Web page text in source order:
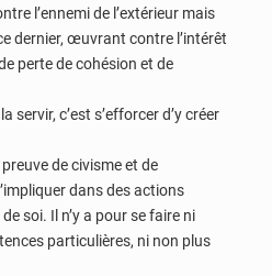
l’ennemi de l’extérieur mais
dernier, œuvrant contre l’intérêt
perte de cohésion et de
servir, c’est s’efforcer d’y créer
de civisme et de
dans des actions
soi. Il n’y a pour se faire ni
particulières, ni non plus